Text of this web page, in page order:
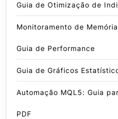
Guia de Otimização de
Monitoramento de
Guia de Performance
Guia de Gráficos
Automação MQL5: Guia
PDF